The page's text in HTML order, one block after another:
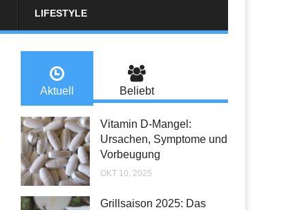
LIFESTYLE
Aktuell Beliebt
Vitamin D-Mangel:
Ursachen, Symptome und
Vorbeugung
OKT 10, 2025
Grillsaison 2025: Das